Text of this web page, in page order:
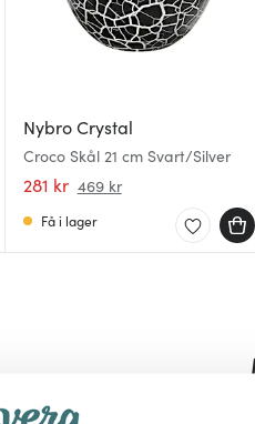
Nybro Crystal
Croco Skål 21 cm Svart/Silver
281 kr 469 kr
Få i lager